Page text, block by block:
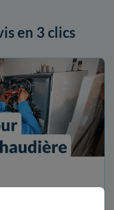
en 3 clics